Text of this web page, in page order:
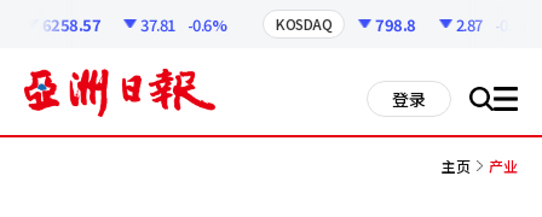
6258.57 37.81 -0.6% KOSDAQ 798.8 2.87 -0.36%
登录 搜 all
主页 产业